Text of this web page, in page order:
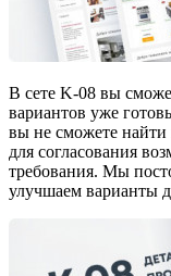
В сете K-08 вы
вариантов уже
вы не сможете найти
для согласования
требования. Мы
улучшаем варианты